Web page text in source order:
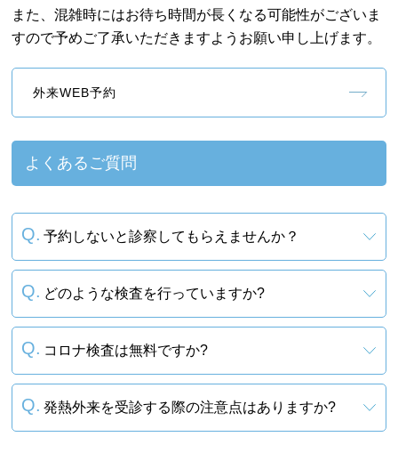
また、混雑時にはお待ち時間が長くなる可能性がございま
すので予めご了承いただきますようお願い申し上げます。
外来WEB予約
よくあるご質問
予約しないと診察してもらえませんか？
どのような検査を行っていますか?
コロナ検査は無料ですか?
発熱外来を受診する際の注意点はありますか?